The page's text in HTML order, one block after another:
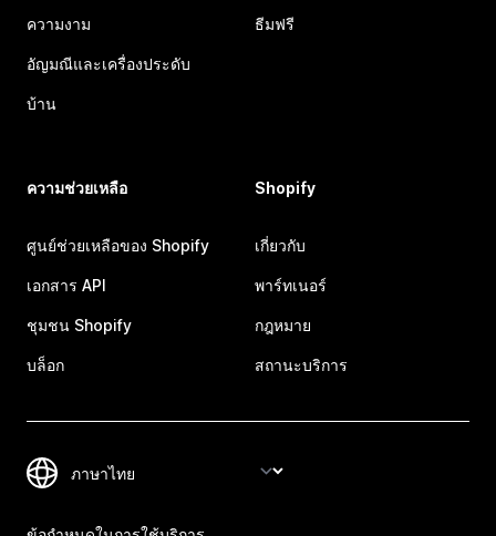
ความงาม
อัญมณีและเครื่องประดับ
บ้าน
ธีมฟรี
ความช่วยเหลือ
ศูนย์ช่วยเหลือของ Shopify
เอกสาร API
ชุมชน Shopify
บล็อก
Shopify
เกี่ยวกับ
พาร์ทเนอร์
กฎหมาย
สถานะบริการ